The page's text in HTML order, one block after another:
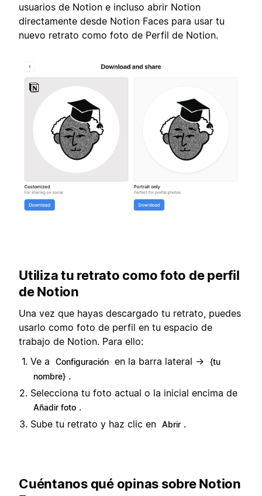
usuarios de Notion e incluso abrir Notion
directamente desde Notion Faces para usar tu
nuevo retrato como foto de Perfil de Notion.
Utiliza tu retrato como foto de perfil
de Notion
Una vez que hayas descargado tu retrato, puedes
usarlo como foto de perfil en tu espacio de
trabajo de Notion. Para ello:
Ve a
Configuración en la barra lateral →
{tu
nombre} .
Selecciona tu foto actual o la inicial encima de
Añadir foto .
Sube tu retrato y haz clic en Abrir .
Cuéntanos qué opinas sobre Notion